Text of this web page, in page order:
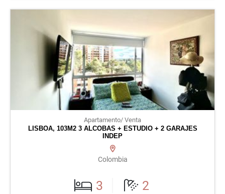
Apartamento/ Venta
LISBOA, 103M2 3 ALCOBAS + ESTUDIO + 2 GARAJES
INDEP
Colombia
3 2